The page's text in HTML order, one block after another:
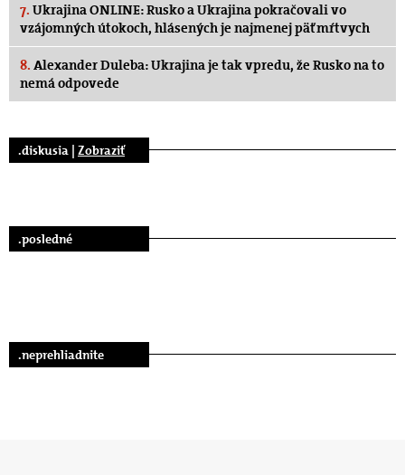
7. Ukrajina ONLINE: Rusko a Ukrajina pokračovali vo
vzájomných útokoch, hlásených je najmenej päť mŕtvych
8. Alexander Duleba: Ukrajina je tak vpredu, že Rusko na to
nemá odpovede
.diskusia | Zobraziť
.posledné
.neprehliadnite